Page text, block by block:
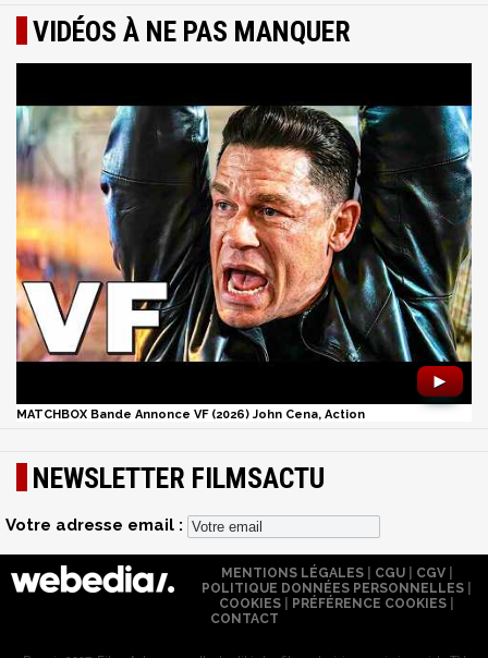
VIDÉOS À NE PAS MANQUER
►
MATCHBOX Bande Annonce VF (2026) John Cena, Action
NEWSLETTER FILMSACTU
Votre adresse email :
MENTIONS LÉGALES| CGU| CGV|
POLITIQUE DONNÉES PERSONNELLES
COOKIES
PRÉFÉRENCE COOKIES
CONTACT